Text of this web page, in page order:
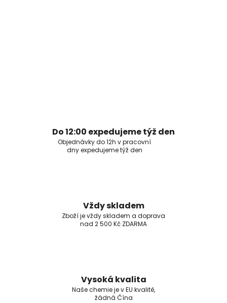
Do 12:00 expedujeme týž den
Objednávky do 12h v pracovní
dny expedujeme týž den
Vždy skladem
Zboží je vždy skladem a doprava
nad 2 500 Kč ZDARMA
Vysoká kvalita
Naše chemie je v EU kvalitě,
žádná Čína